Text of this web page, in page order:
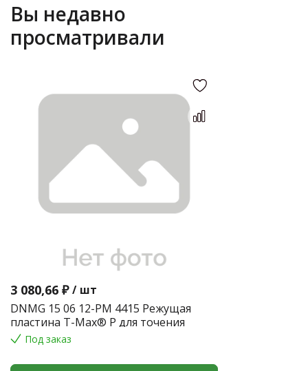
Вы недавно
просматривали
3 080,66 ₽ / шт
DNMG 15 06 12-PM 4415 Режущая
пластина T-Max® P для точения
Под заказ